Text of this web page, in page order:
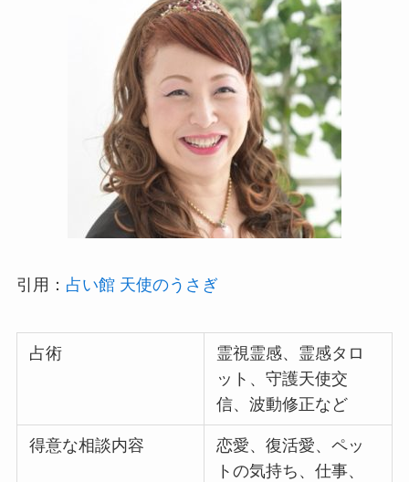
引用： 占い館 天使のうさぎ
占術
霊視霊感、霊感タロ
ット、守護天使交
信、波動修正など
得意な相談内容
恋愛、復活愛、ペッ
トの気持ち、仕事、